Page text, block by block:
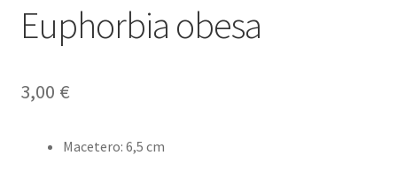
Carrito
Euphorbia obesa
3,00 €
Macetero: 6,5 cm